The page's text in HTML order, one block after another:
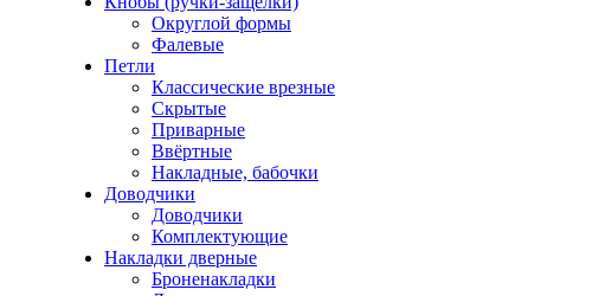
Округлой формы
Фалевые
Петли
Классические врезные
Скрытые
Приварные
Ввёртные
Накладные, бабочки
Доводчики
Доводчики
Комплектующие
Накладки дверные
Броненакладки